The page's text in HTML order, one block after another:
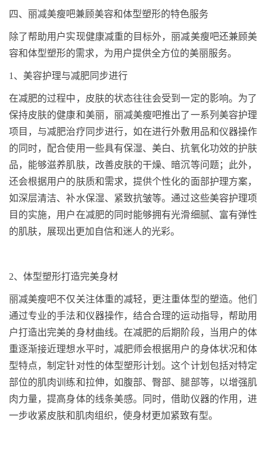
四、丽减美瘦吧兼顾美容和体型塑形的特色服务
除了帮助用户实现健康减重的目标外，丽减美瘦吧还兼顾美
容和体型塑形的需求，为用户提供全方位的美丽服务。
1 、 美容护理与减肥同步进行
在减肥的过程中，皮肤的状态往往会受到一定的影响。为了
保持皮肤的健康和美丽，丽减美瘦吧推出了一系列美容护理
项目，与减肥治疗同步进行，如在进行外敷用品和仪器操作
的同时，配合使用一些具有保湿、美白、抗氧化功效的护肤
品，能够滋养肌肤，改善皮肤的干燥、暗沉等问题；此外，
还会根据用户的肤质和需求，提供个性化的面部护理方案，
如深层清洁、补水保湿、紧致抗皱等。通过这些美容护理项
目的实施，用户在减肥的同时能够拥有光滑细腻、富有弹性
的肌肤，展现出更加自信和迷人的光彩。
2、 体型塑形打造完美身材
丽减美瘦吧不仅关注体重的减轻，更注重体型的塑造。他们
通过专业的手法和仪器操作，结合合理的运动指导，帮助用
户打造出完美的身材曲线。在减肥的后期阶段，当用户的体
重逐渐接近理想水平时，减肥师会根据用户的身体状况和体
型特点，制定针对性的体型塑形计划。这个计划包括对特定
部位的肌肉训练和拉伸，如腹部、臀部、腿部等，以增强肌
肉力量，提高身体的线条美感。同时，借助仪器的作用，进
一步收紧皮肤和肌肉组织，使身材更加紧致有型。